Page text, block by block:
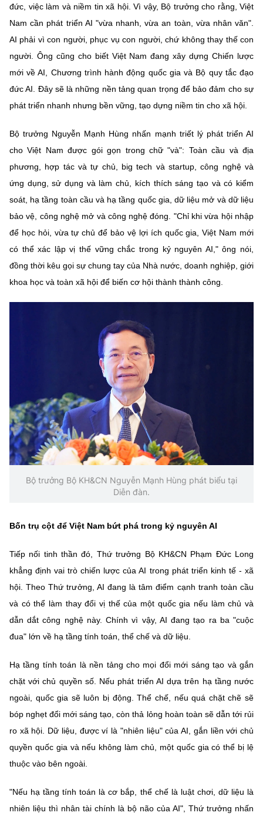
đức, việc làm và niềm tin xã hội. Vì vậy, Bộ trưởng cho rằng, Việt
Nam cần phát triển AI "vừa nhanh, vừa an toàn, vừa nhân văn".
AI phải vì con người, phục vụ con người, chứ không thay thế con
người. Ông cũng cho biết Việt Nam đang xây dựng Chiến lược
mới về AI, Chương trình hành động quốc gia và Bộ quy tắc đạo
đức AI. Đây sẽ là những nền tảng quan trọng để bảo đảm cho sự
phát triển nhanh nhưng bền vững, tạo dựng niềm tin cho xã hội.
Bộ trưởng Nguyễn Mạnh Hùng nhấn mạnh triết lý phát triển AI
cho Việt Nam được gói gọn trong chữ "và": Toàn cầu và địa
phương, hợp tác và tự chủ, big tech và startup, công nghệ và
ứng dụng, sử dụng và làm chủ, kích thích sáng tạo và có kiểm
soát, hạ tầng toàn cầu và hạ tầng quốc gia, dữ liệu mở và dữ liệu
bảo vệ, công nghệ mở và công nghệ đóng. "Chỉ khi vừa hội nhập
để học hỏi, vừa tự chủ để bảo vệ lợi ích quốc gia, Việt Nam mới
có thể xác lập vị thế vững chắc trong kỷ nguyên AI," ông nói,
đồng thời kêu gọi sự chung tay của Nhà nước, doanh nghiệp, giới
khoa học và toàn xã hội để biến cơ hội thành thành công.
Bộ trưởng Bộ KH&CN Nguyễn Mạnh Hùng phát biểu tại
Diễn đàn.
Bốn trụ cột để Việt Nam bứt phá trong kỷ nguyên AI
Tiếp nối tinh thần đó, Thứ trưởng Bộ KH&CN Phạm Đức Long
khẳng định vai trò chiến lược của AI trong phát triển kinh tế - xã
hội. Theo Thứ trưởng, AI đang là tâm điểm cạnh tranh toàn cầu
và có thể làm thay đổi vị thế của một quốc gia nếu làm chủ và
dẫn dắt công nghệ này. Chính vì vậy, AI đang tạo ra ba "cuộc
đua" lớn về hạ tầng tính toán, thể chế và dữ liệu.
Hạ tầng tính toán là nền tảng cho mọi đổi mới sáng tạo và gắn
chặt với chủ quyền số. Nếu phát triển AI dựa trên hạ tầng nước
ngoài, quốc gia sẽ luôn bị động. Thể chế, nếu quá chặt chẽ sẽ
bóp nghẹt đổi mới sáng tạo, còn thả lỏng hoàn toàn sẽ dẫn tới rủi
ro xã hội. Dữ liệu, được ví là "nhiên liệu" của AI, gắn liền với chủ
quyền quốc gia và nếu không làm chủ, một quốc gia có thể bị lệ
thuộc vào bên ngoài.
"Nếu hạ tầng tính toán là cơ bắp, thể chế là luật chơi, dữ liệu là
nhiên liệu thì nhân tài chính là bộ não của AI", Thứ trưởng nhấn